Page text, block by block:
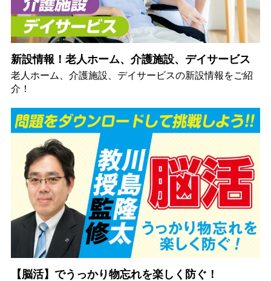
新設情報！老人ホーム、介護施設、デイサービス
老人ホーム、介護施設、デイサービスの新設情報をご紹
介！
【脳活】でうっかり物忘れを楽しく防ぐ！